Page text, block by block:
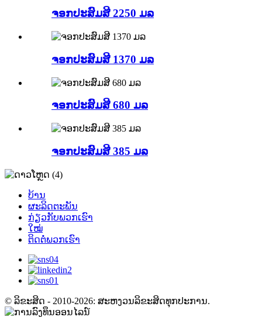
ຈອກປະສົມສີ 2250 ມລ
ຈອກປະສົມສີ 1370 ມລ
ຈອກປະສົມສີ 680 ມລ
ຈອກປະສົມສີ 385 ມລ
ບ້ານ
ຜະລິດຕະພັນ
ກ່ຽວກັບພວກເຮົາ
ໃໝ່
ຕິດຕໍ່ພວກເຮົາ
© ລິຂະສິດ - 2010-2026: ສະຫງວນລິຂະສິດທຸກປະການ.